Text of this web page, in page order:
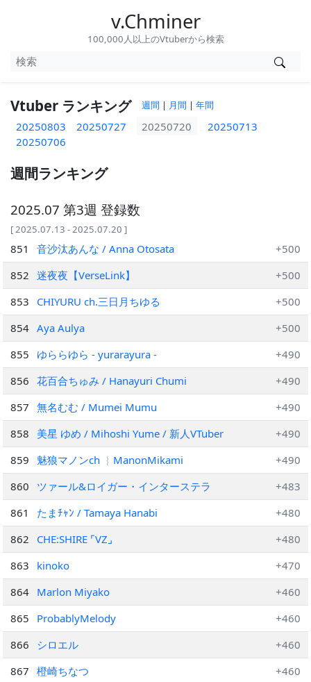
v.Chminer
100,000人以上のVtuberから検索
Vtuber ランキング 週間 | 月間 | 年間
20250803 20250727 20250720
20250713
20250706
週間ランキング
2025.07 第3週 登録数
[ 2025.07.13 - 2025.07.20 ]
851 音沙汰あんな / Anna Otosata
+500
852
迷夜夜【VerseLink】
+500
853
CHIYURU ch.三日月ちゆる
+500
854 Aya Aulya
+500
855
ゆららゆら - yurarayura -
+490
856
花百合ちゅみ / Hanayuri Chumi
+490
857
無名むむ / Mumei Mumu
+490
858
美星 ゆめ / Mihoshi Yume / 新人VTuber
+490
859
魅狼マノンch ︴ManonMikami
+490
860
ツァール&ロイガー・インターステラ
+483
861
たまﾁｬﾝ / Tamaya Hanabi
+480
862
CHE:SHIRE ⌜VZ⌟
+480
863
kinoko
+470
864 Marlon Miyako
+460
865
ProbablyMelody
+460
866
シロエル
+460
867
橙崎ちなつ
+460